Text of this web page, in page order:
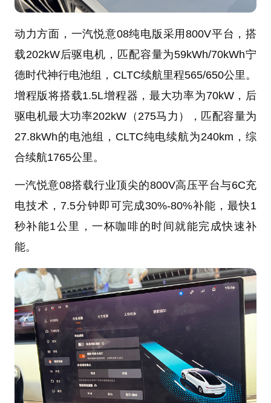
动力方面，一汽悦意08纯电版采用800V平台，搭
载202kW后驱电机，匹配容量为59kWh/70kWh宁
德时代神行电池组，CLTC续航里程565/650公里。
增程版将搭载1.5L增程器，最大功率为70kW，后
驱电机最大功率202kW（275马力），匹配容量为
27.8kWh的电池组，CLTC纯电续航为240km，综
合续航1765公里。
一汽悦意08搭载行业顶尖的800V高压平台与6C充
电技术，7.5分钟即可完成30%-80%补能，最快1
秒补能1公里，一杯咖啡的时间就能完成快速补
能。